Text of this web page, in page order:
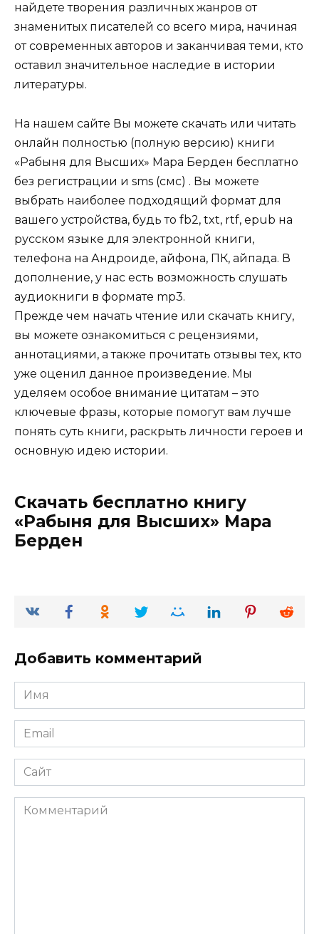
найдете творения различных жанров от
знаменитых писателей со всего мира, начиная
от современных авторов и заканчивая теми, кто
оставил значительное наследие в истории
литературы.
На нашем сайте Вы можете скачать или читать
онлайн полностью (полную версию) книги
«Рабыня для Высших» Мара Берден бесплатно
без регистрации и sms (смс) . Вы можете
выбрать наиболее подходящий формат для
вашего устройства, будь то fb2, txt, rtf, epub на
русском языке для электронной книги,
телефона на Андроиде, айфона, ПК, айпада. В
дополнение, у нас есть возможность слушать
аудиокниги в формате mp3.
Прежде чем начать чтение или скачать книгу,
вы можете ознакомиться с рецензиями,
аннотациями, а также прочитать отзывы тех, кто
уже оценил данное произведение. Мы
уделяем особое внимание цитатам – это
ключевые фразы, которые помогут вам лучше
понять суть книги, раскрыть личности героев и
основную идею истории.
Скачать бесплатно книгу
«Рабыня для Высших» Мара
Берден
Добавить комментарий
Имя
*
Email
*
Сайт
Комментарий